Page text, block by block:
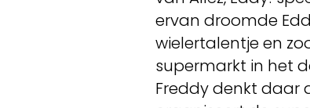
ervan droomde
wielertalentje en
supermarkt in het
Freddy denkt daar